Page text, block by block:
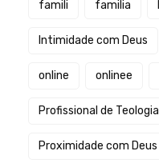
famili familia
Intimidade com Deus
online onlinee
Profissional de Teologia
Proximidade com Deus